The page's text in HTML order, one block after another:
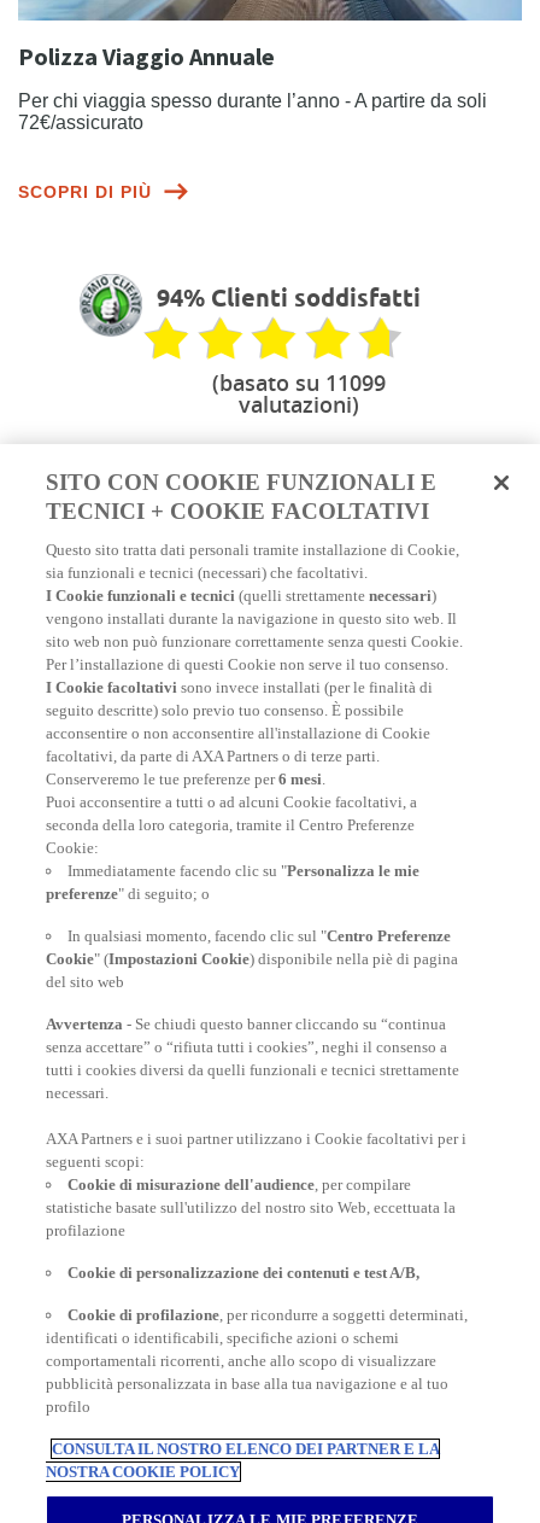
Polizza Viaggio Annuale
Per chi viaggia spesso durante l’anno - A partire da soli
72€/assicurato
SCOPRI DI PIÙ
94% Clienti soddisfatti
(basato su 11099
valutazioni)
Scopri tutti i nostri consigli e le informazioni
pratiche che ti permetteranno di viaggiare
serenamente con la tua assicurazione di
viaggio in tutto il mondo.
Per destinazione: Viaggio in Vietnam|Viaggio in
Russia|Repubblica Dominicana: la nostra guida di
viaggio|Oman: la nostra guida di viaggio|Vacanze in
Italia: (ri)scopri il Bel paese |Viaggio in Thailandia
Viaggiare in Giappone|Islanda: la nostra guida di
viaggio | Guida di viaggio Emirati Arabi Uniti
Rica: la nostra guida di viaggio
Organizzare un viaggio
a Singapore
VACANZE 2021|Viaggiare on-line da casa|
vacanze in mare aperto
a viaggiare?| |Top 16 delle destinazioni per il 2021
Turismo sostenibile|
comfort della classe affari|Ecco 8 idee per festeggiare il
Capodanno con stile|Vacanze alternative|Viaggi di
Lusso
POLIZZE VIAGGIO
INFORMAZIONI UTILI
Inter Partner Assistance S.A. Compagnia di Assicurazioni e Riassicurazioni
SITO CON COOKIE FUNZIONALI E
TECNICI + COOKIE FACOLTATIVI
Questo sito tratta dati personali tramite installazione di Cookie,
sia funzionali e tecnici (necessari) che facoltativi.
I Cookie funzionali e tecnici (quelli strettamentenecessari)
vengono installati durante la navigazione in questo sito web. Il
sito web non può funzionare correttamente senza questi Cookie.
Per l’installazione di questi Cookie non serve il tuo consenso.
I Cookie facoltativi sono invece installati (per le finalità di
seguito descritte) solo previo tuo consenso. È possibile
acconsentire o non acconsentire all'installazione di Cookie
facoltativi, da parte di AXA Partners o di terze parti.
Conserveremo le tue preferenze per6 mesi.
Puoi acconsentire a tutti o ad alcuni Cookie facoltativi, a
seconda della loro categoria, tramite il Centro Preferenze
Cookie:
Immediatamente facendo clic su "Personalizza le mie
preferenze" di seguito; o
In qualsiasi momento, facendo clic sul "Centro Preferenze
Cookie" (Impostazioni Cookie) disponibile nella piè di pagina
del sito web
Avvertenza - Se chiudi questo banner cliccando su “continua
senza accettare” o “rifiuta tutti i cookies”, neghi il consenso a
tutti i cookies diversi da quelli funzionali e tecnici strettamente
necessari.
AXA Partners e i suoi partner utilizzano i Cookie facoltativi per i
seguenti scopi:
Cookie di misurazione dell'audience, per compilare
statistiche basate sull'utilizzo del nostro sito Web, eccettuata la
profilazione
Cookie di personalizzazione dei contenuti e test A/B,
Cookie di profilazione, per ricondurre a soggetti determinati,
identificati o identificabili, specifiche azioni o schemi
comportamentali ricorrenti, anche allo scopo di visualizzare
pubblicità personalizzata in base alla tua navigazione e al tuo
profilo
CONSULTA IL NOSTRO ELENCO DEI PARTNER E LA
NOSTRA COOKIE POLICY